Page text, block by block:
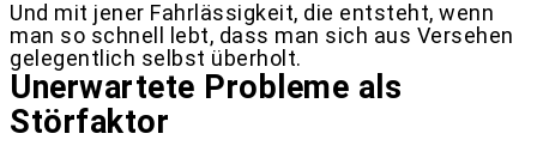
Und mit jener Fahrlässigkeit, die entsteht, wenn
man so schnell lebt, dass man sich aus Versehen
gelegentlich selbst überholt.
Unerwartete Probleme als
Störfaktor